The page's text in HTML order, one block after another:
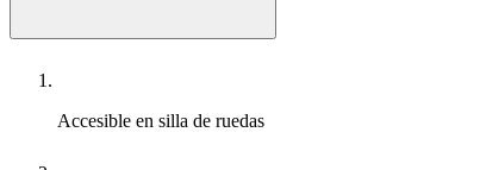
Accesible en silla de ruedas